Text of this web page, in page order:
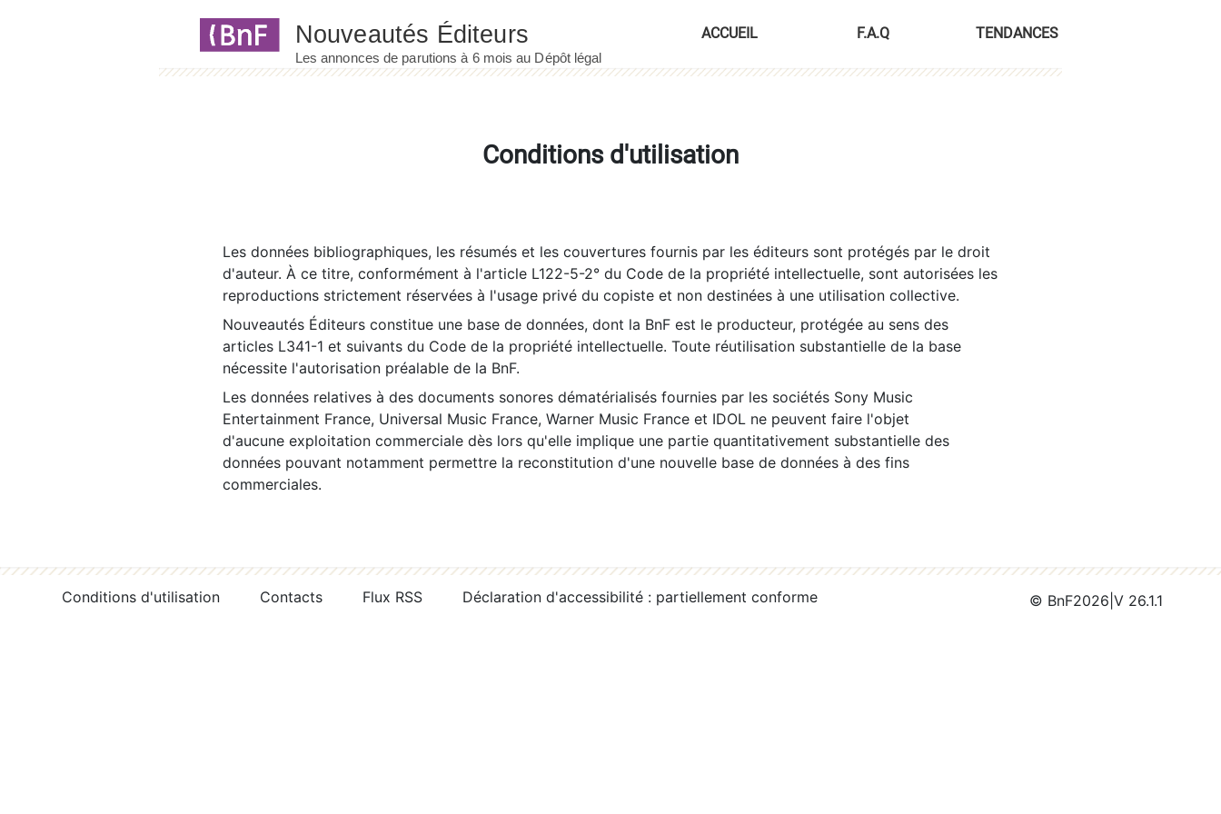
ACCUEIL F.A.Q TENDANCES
Conditions d'utilisation
Les données bibliographiques, les résumés et les couvertures fournis par les éditeurs sont protégés par le droit
d'auteur. À ce titre, conformément à l'article L122-5-2° du Code de la propriété intellectuelle, sont autorisées les
reproductions strictement réservées à l'usage privé du copiste et non destinées à une utilisation collective.
Nouveautés Éditeurs constitue une base de données, dont la BnF est le producteur, protégée au sens des
articles L341-1 et suivants du Code de la propriété intellectuelle. Toute réutilisation substantielle de la base
nécessite l'autorisation préalable de la BnF.
Les données relatives à des documents sonores dématérialisés fournies par les sociétés Sony Music
Entertainment France, Universal Music France, Warner Music France et IDOL ne peuvent faire l'objet
d'aucune exploitation commerciale dès lors qu'elle implique une partie quantitativement substantielle des
données pouvant notamment permettre la reconstitution d'une nouvelle base de données à des fins
commerciales.
Conditions d'utilisation Contacts Flux RSS Déclaration d'accessibilité : partiellement conforme © BnF2026 V 26.1.1